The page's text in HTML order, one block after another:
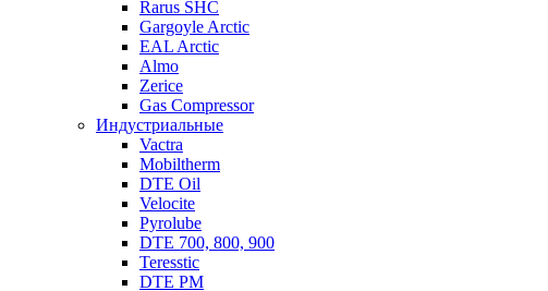
Rarus SHC
Gargoyle Arctic
EAL Arctic
Almo
Zerice
Gas Compressor
Индустриальные
Vactra
Mobiltherm
DTE Oil
Velocite
Pyrolube
DTE 700, 800, 900
Teresstic
DTE PM